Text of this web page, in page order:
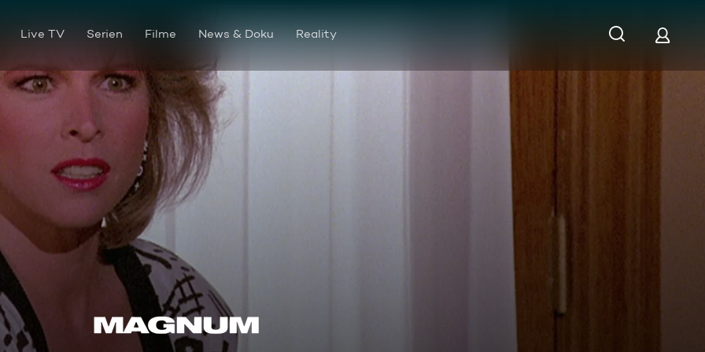
Live TV Serien Filme News & Doku Reality
Schwesternliebe